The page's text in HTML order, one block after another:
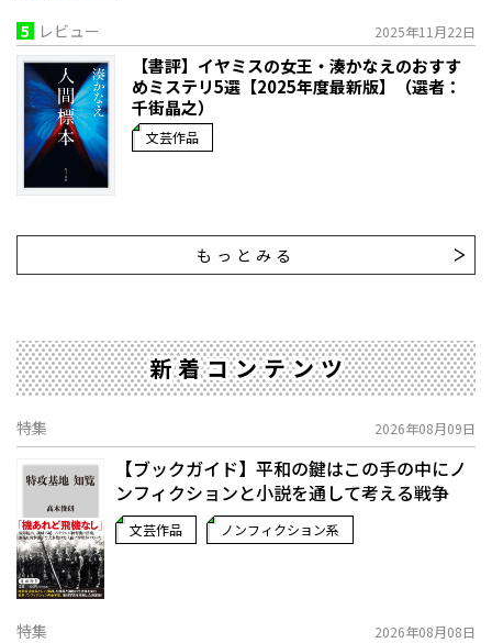
5 レビュー 2025年11月22日
【書評】イヤミスの女王・湊かなえのおすす
めミステリ5選【2025年度最新版】（選者：
千街晶之）
文芸作品
もっとみる
新着コンテンツ
特集 2026年08月09日
【ブックガイド】平和の鍵はこの手の中に――ノ
ンフィクションと小説を通して考える戦争
文芸作品 ノンフィクション系
特集 2026年08月08日